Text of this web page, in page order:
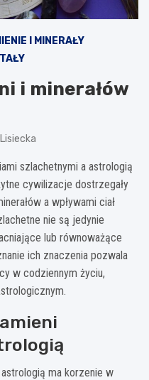
I MINERAŁY
i minerałów
szlachetnymi a astrologią
cywilizacje dostrzegały
a wpływami ciał
nie są jedynie
lub równoważące
ich znaczenia pozwala
w codziennym życiu,
ma korzenie w